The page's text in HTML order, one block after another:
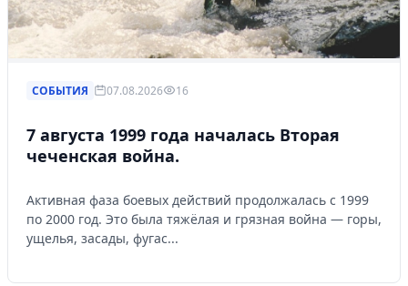
СОБЫТИЯ 07.08.2026 16
7 августа 1999 года началась Вторая
чеченская война.
Активная фаза боевых действий продолжалась с 1999
по 2000 год. Это была тяжёлая и грязная война — горы,
ущелья, засады, фугас...